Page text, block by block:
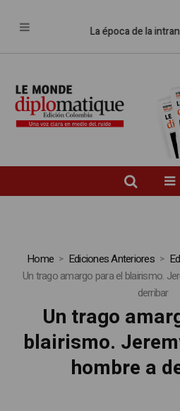
La época de la
Home Ediciones Anteriores
Un trago amargo para el blairismo.
derribar
Un trago
blairismo.
hombre a